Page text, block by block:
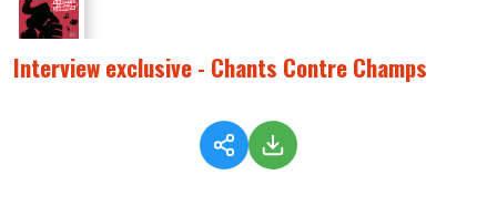
Interview exclusive - Chants Contre Champs